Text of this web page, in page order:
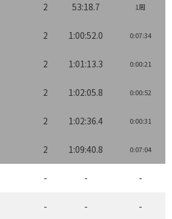
2 53:18.7 1周
2 1:00:52.0 0:07:34
2 1:01:13.3 0:00:21
2 1:02:05.8 0:00:52
2 1:02:36.4 0:00:31
2 1:09:40.8 0:07:04
- - -
- - -